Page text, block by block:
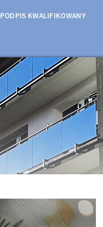
PODPIS KWALIFIKOWANY